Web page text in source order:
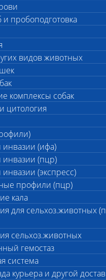
и пробоподготовка
видов животных
комплексы собак
цитология
(ифа)
(пцр)
(экспресс)
профили (пцр)
кала
для сельхоз.животных
сельхоз.животных
гемостаз
система
курьера и другой
входят
для
у птиц:
(ПЦР)
multocida) ПЦР
(ПЦР)
difficile /
S. enteritidis)
по подтипам (ПЦР)